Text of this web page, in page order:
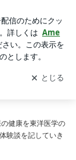
取りまし
開く
健康を東洋医学の
験談を記していき